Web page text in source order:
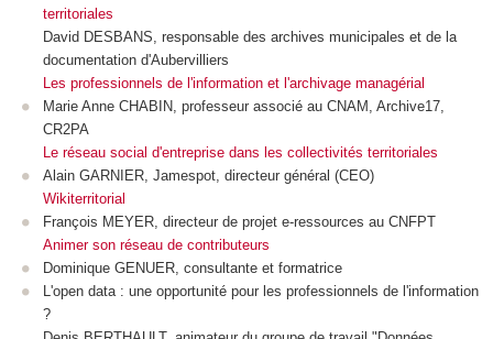
territoriales
David DESBANS, responsable des archives municipales et de la
documentation d'Aubervilliers
Les professionnels de l'information et l'archivage managérial
Marie Anne CHABIN, professeur associé au CNAM, Archive17,
CR2PA
Le réseau social d'entreprise dans les collectivités territoriales
Alain GARNIER, Jamespot, directeur général (CEO)
Wikiterritorial
François MEYER, directeur de projet e-ressources au CNFPT
Animer son réseau de contributeurs
Dominique GENUER, consultante et formatrice
L'open data : une opportunité pour les professionnels de l'information
?